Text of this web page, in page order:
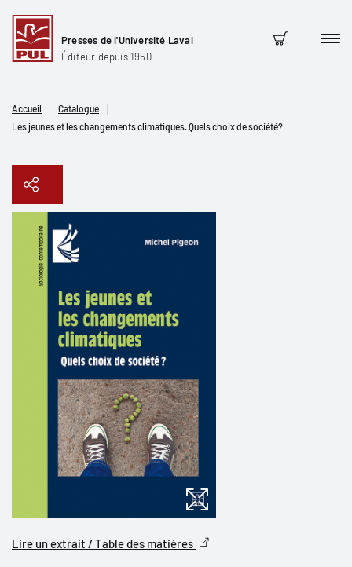
Presses de l'Université Laval
Éditeur depuis 1950
Panier
Accueil
Catalogue
Les jeunes et les changements climatiques. Quels choix de société?
Lire un extrait / Table des matières